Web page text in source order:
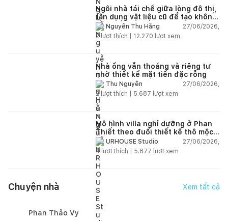
Ngôi nhà tái chế giữa lòng đô thị,
tận dụng vật liệu cũ để tạo không
gian sống linh hoạt
Nguyễn Thu Hằng
27/06/2026,
2lượt thích | 12.270 lượt xem
Nhà ống vẫn thoáng và riêng tư
nhờ thiết kế mặt tiền đặc rỗng
Thu Nguyễn
27/06/2026,
2lượt thích | 5.687 lượt xem
Mô hình villa nghỉ dưỡng ở Phan
Thiết theo đuổi thiết kế thô mộc
và vẻ đẹp nguyên bản
URHOUSE Studio
27/06/2026,
4lượt thích | 5.877 lượt xem
Chuyện nhà Xem tất cả
Phan Thảo Vy